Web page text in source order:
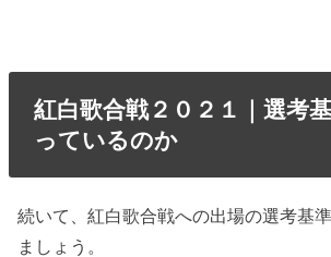
紅白歌合戦２０２１｜選考
っているのか
続いて、紅白歌合戦への出場の選考基
ましょう。